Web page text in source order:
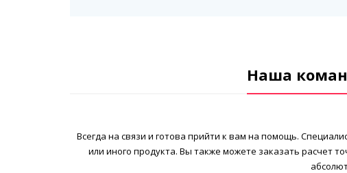
Наша
Всегда на связи и готова прийти к вам на помощь.
или иного продукта. Вы также можете заказать расчет